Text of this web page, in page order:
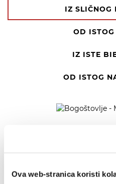
Ova web-stranica koristi
IZ SLIČNOG
OD
IZ ISTE
OD ISTOG